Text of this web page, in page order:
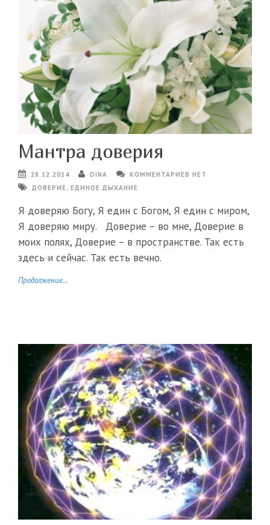
Мантра доверия
28.12.2014 DINA
КОММЕНТАРИЕВ НЕТ
ДОВЕРИЕ, ЕДИНОЕ ДЫХАНИЕ
Я доверяю Богу, Я един с Богом, Я един с миром,
Я доверяю миру. Доверие – во мне, Доверие в
моих полях, Доверие – в пространстве. Так есть
здесь и сейчас. Так есть вечно.
Продолжение...